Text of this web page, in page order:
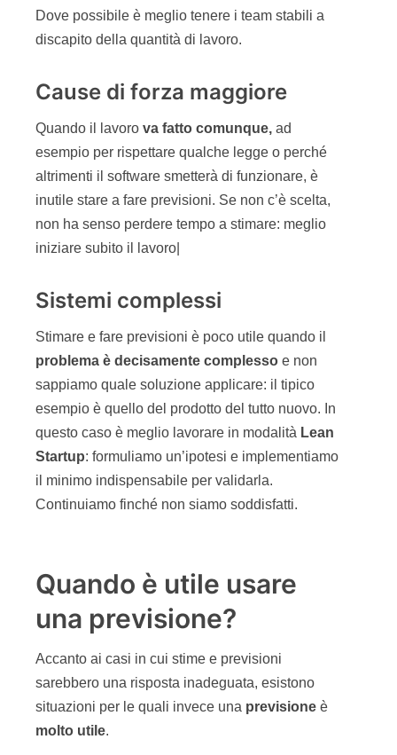
Dove possibile è meglio tenere i team stabili a
discapito della quantità di lavoro.
Cause di forza maggiore
Quando il lavoro va fatto comunque, ad
esempio per rispettare qualche legge o perché
altrimenti il software smetterà di funzionare, è
inutile stare a fare previsioni. Se non c’è scelta,
non ha senso perdere tempo a stimare: meglio
iniziare subito il lavoro|
Sistemi complessi
Stimare e fare previsioni è poco utile quando il
problema è decisamente complesso e non
sappiamo quale soluzione applicare: il tipico
esempio è quello del prodotto del tutto nuovo. In
questo caso è meglio lavorare in modalità Lean
Startup: formuliamo un’ipotesi e implementiamo
il minimo indispensabile per validarla.
Continuiamo finché non siamo soddisfatti.
Quando è utile usare
una previsione?
Accanto ai casi in cui stime e previsioni
sarebbero una risposta inadeguata, esistono
situazioni per le quali invece una previsione è
molto utile.